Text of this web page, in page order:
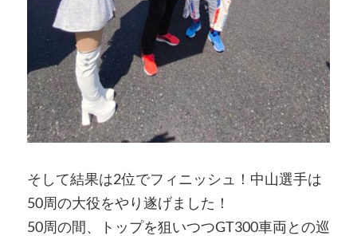
そして結果は2位でフィニッシュ！中山選手は
50周の大役をやり遂げました！
50周の間、トップを狙いつつGT300車両との巡